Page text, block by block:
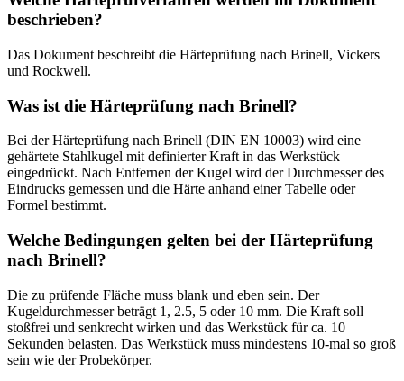
beschrieben?
Das Dokument beschreibt die Härteprüfung nach Brinell, Vickers
und Rockwell.
Was ist die Härteprüfung nach Brinell?
Bei der Härteprüfung nach Brinell (DIN EN 10003) wird eine
gehärtete Stahlkugel mit definierter Kraft in das Werkstück
eingedrückt. Nach Entfernen der Kugel wird der Durchmesser des
Eindrucks gemessen und die Härte anhand einer Tabelle oder
Formel bestimmt.
Welche Bedingungen gelten bei der Härteprüfung
nach Brinell?
Die zu prüfende Fläche muss blank und eben sein. Der
Kugeldurchmesser beträgt 1, 2.5, 5 oder 10 mm. Die Kraft soll
stoßfrei und senkrecht wirken und das Werkstück für ca. 10
Sekunden belasten. Das Werkstück muss mindestens 10-mal so groß
sein wie der Probekörper.